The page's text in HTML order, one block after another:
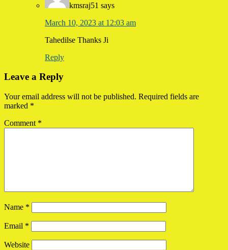
kmsraj51 says
March 10, 2023 at 12:03 am
Tahedilse Thanks Ji
Reply
Leave a Reply
Your email address will not be published. Required fields are
marked *
Comment *
Name *
Email *
Website